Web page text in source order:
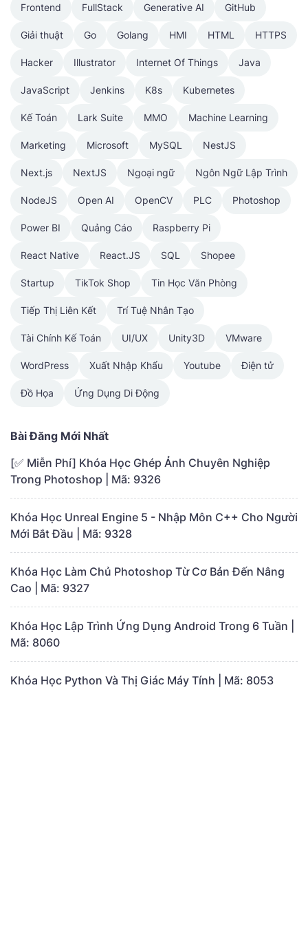
Frontend FullStack Generative AI GitHub
Giải thuật Go Golang HMI HTML HTTPS
Hacker Illustrator Internet Of Things Java
JavaScript Jenkins K8s Kubernetes
Kế Toán Lark Suite MMO Machine Learning
Marketing Microsoft MySQL NestJS
Next.js NextJS Ngoại ngữ Ngôn Ngữ Lập Trình
NodeJS Open AI OpenCV PLC Photoshop
Power BI Quảng Cáo Raspberry Pi
React Native React.JS SQL Shopee
Startup TikTok Shop Tin Học Văn Phòng
Tiếp Thị Liên Kết Trí Tuệ Nhân Tạo
Tài Chính Kế Toán UI/UX Unity3D VMware
WordPress Xuất Nhập Khẩu Youtube Điện tử
Đồ Họa Ứng Dụng Di Động
Bài Đăng Mới Nhất
[✅ Miễn Phí] Khóa Học Ghép Ảnh Chuyên Nghiệp
Trong Photoshop | Mã: 9326
Khóa Học Unreal Engine 5 - Nhập Môn C++ Cho Người
Mới Bắt Đầu | Mã: 9328
Khóa Học Làm Chủ Photoshop Từ Cơ Bản Đến Nâng
Cao | Mã: 9327
Khóa Học Lập Trình Ứng Dụng Android Trong 6 Tuần |
Mã: 8060
Khóa Học Python Và Thị Giác Máy Tính | Mã: 8053